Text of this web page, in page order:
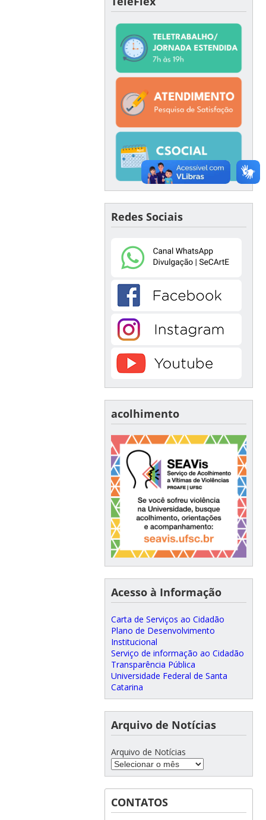
Redes Sociais
acolhimento
Acesso à Informação
Carta de Serviços ao Cidadão
Plano de Desenvolvimento
Institucional
Serviço de informação ao Cidadão
Transparência Pública
Universidade Federal de Santa
Catarina
Arquivo de Notícias
Arquivo de Notícias
CONTATOS